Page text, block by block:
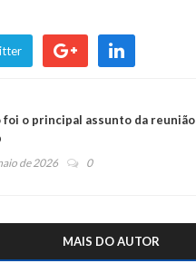
foi o principal assunto da
de 2026 0
MAIS DO AUTOR